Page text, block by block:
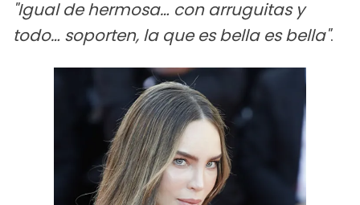
"Igual de hermosa… con arruguitas y
todo… soporten, la que es bella es bella".